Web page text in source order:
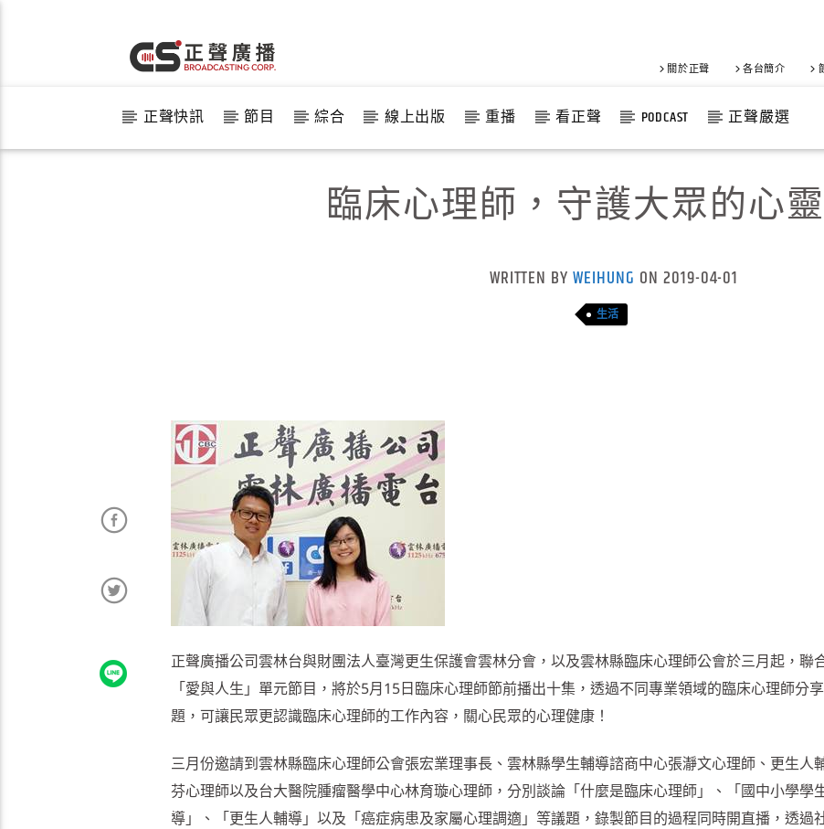
關於正聲 各台簡介
正聲快訊 節目 綜合 線上出版 重播 看正聲 PODCAST 正聲嚴選
臨床心理師，守護大眾的心
WRITTEN BYWEIHUNG ON 2019-04-01
生活
正聲廣播公司雲林台與財團法人臺灣更生保護會雲林分會，以及雲林縣臨床心理師公會於三月起，聯
「愛與人生」單元節目，將於5月15日臨床心理師節前播出十集，透過不同專業領域的臨床心理師分
題，可讓民眾更認識臨床心理師的工作內容，關心民眾的心理健康！
三月份邀請到雲林縣臨床心理師公會張宏業理事長、雲林縣學生輔導諮商中心張瀞文心理師、更生人
芬心理師以及台大醫院腫瘤醫學中心林育璇心理師，分別談論「什麼是臨床心理師」、「國中小學學
導」、「更生人輔導」以及「癌症病患及家屬心理調適」等議題，錄製節目的過程同時開直播，透過